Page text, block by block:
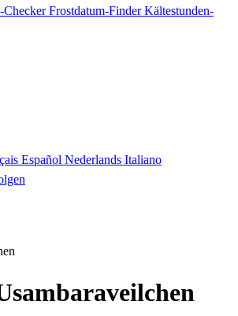
CheckerFrostdatum-FinderKältestunden-
Español Nederlands Italiano